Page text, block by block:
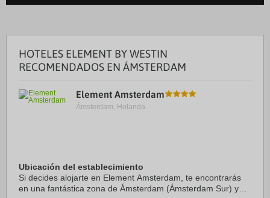
HOTELES ELEMENT BY WESTIN
RECOMENDADOS EN ÁMSTERDAM
Element Amsterdam
Ámsterdam, Holanda.
Ubicación del establecimiento
Si decides alojarte en Element Amsterdam, te encontrarás
en una fantástica zona de Ámsterdam (Ámsterdam Sur) y